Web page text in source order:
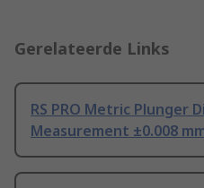
Gerelateerde Links
RS PRO Metric Plunger
Measurement ±0.008